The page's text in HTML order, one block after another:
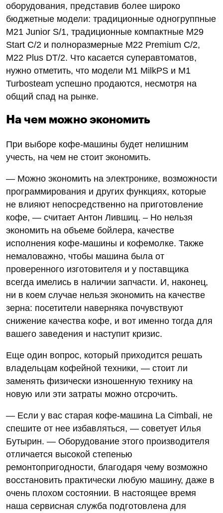
оборудования, представив более широко
бюджетные модели: традиционные одногруппные
M21 Junior S/1, традиционные компактные M29
Start C/2 и полноразмерные M22 Premium C/2,
M22 Plus DT/2. Что касается суперавтоматов,
нужно отметить, что модели M1 MilkPS и M1
Turbosteam успешно продаются, несмотря на
общий спад на рынке.
На чем можно экономить
При выборе кофе-машины будет нелишним
учесть, на чем не стоит экономить.
— Можно экономить на электронике, возможности
программирования и других функциях, которые
не влияют непосредственно на приготовление
кофе, — считает Антон Лившиц. – Но нельзя
экономить на объеме бойлера, качестве
исполнения кофе-машины и кофемолке. Также
немаловажно, чтобы машина была от
проверенного изготовителя и у поставщика
всегда имелись в наличии запчасти. И, наконец,
ни в коем случае нельзя экономить на качестве
зерна: посетители наверняка почувствуют
снижение качества кофе, и вот именно тогда для
вашего заведения и наступит кризис.
Еще один вопрос, который приходится решать
владельцам кофейной техники, — стоит ли
заменять физически изношенную технику на
новую или эти затраты можно отсрочить.
— Если у вас старая кофе-машина La Cimbali, не
спешите от нее избавляться, — советует Илья
Бутырин. — Оборудование этого производителя
отличается высокой степенью
ремонтопригодности, благодаря чему возможно
восстановить практически любую машину, даже в
очень плохом состоянии. В настоящее время
наша сервисная служба подготовлена для